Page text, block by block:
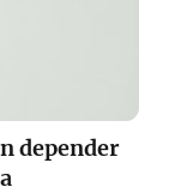
depender